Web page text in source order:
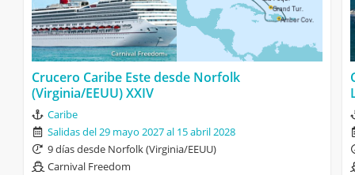
Crucero Caribe Este desde Norfolk
(Virginia/EEUU) XXIV
Caribe
Salidas del 29 mayo 2027 al 15 abril 2028
9 días desde Norfolk (Virginia/EEUU)
Carnival Freedom